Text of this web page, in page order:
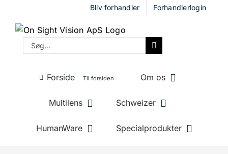
content
Bliv forhandler Forhandlerlogin
Søg
efter:
Forside
Til forsiden Om os
Multilens Schweizer
HumanWare Specialprodukter